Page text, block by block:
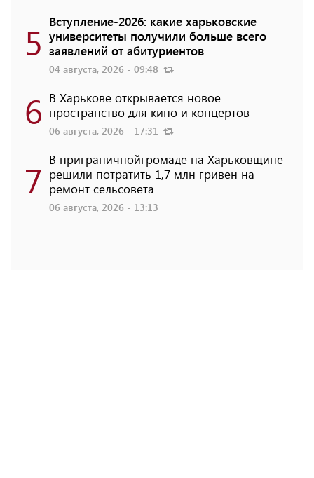
5 Вступление-2026: какие харьковские
университеты получили больше всего
заявлений от абитуриентов
04 августа, 2026 - 09:48
6 В Харькове открывается новое
пространство для кино и концертов
06 августа, 2026 - 17:31
7 В приграничнойгромаде на Харьковщине
решили потратить 1,7 млн ​​гривен на
ремонт сельсовета
06 августа, 2026 - 13:13